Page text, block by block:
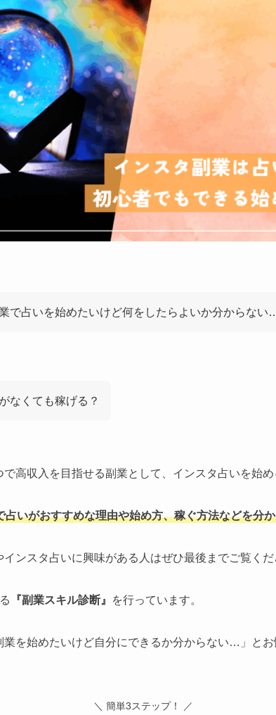
で占いを始めたいけど何をしたらよいか分からない
なくても稼げる？
高収入を目指せる副業として、インスタ占いを始め
占いがおすすめな理由や始め方、稼ぐ方法などを分
ンスタ占いに興味がある人はぜひ最後までご覧くだ
『副業スキル診断』 を行っています。
業を始めたいけど自分にできるか分からない…」と
＼ 簡単3ステップ！ ／